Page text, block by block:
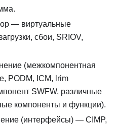
— виртуальные
сбои, SRIOV,
(межкомпонентная
PODM, ICM, lrim
SWFW, различные
компоненты и функции).
(интерфейсы) — CIMP,